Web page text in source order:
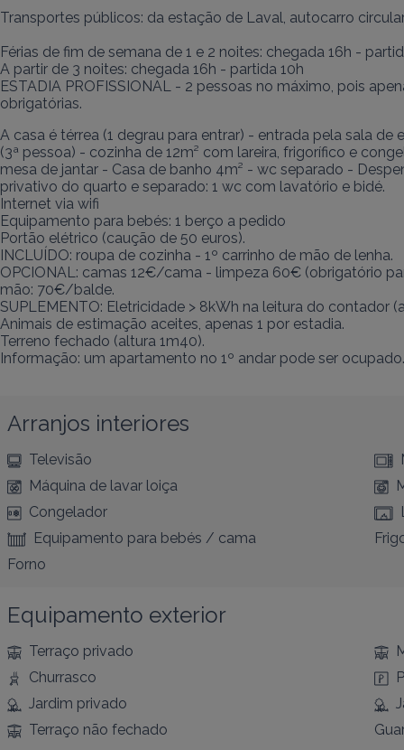
Transportes públicos: da estação de Laval, autocarro
Férias de fim de semana de 1 e 2 noites: chegada 16h -
A partir de 3 noites: chegada 16h - partida 10h
ESTADIA PROFISSIONAL - 2 pessoas no máximo, pois
obrigatórias.
A casa é térrea (1 degrau para entrar) - entrada pela sala
(3ª pessoa) - cozinha de 12m² com lareira, frigorífico e
mesa de jantar - Casa de banho 4m² - wc separado -
privativo do quarto e separado: 1 wc com lavatório e bidé.
Internet via wifi
Equipamento para bebés: 1 berço a pedido
Portão elétrico (caução de 50 euros).
INCLUÍDO: roupa de cozinha - 1º carrinho de mão de lenha.
OPCIONAL: camas 12€/cama - limpeza 60€ (obrigatório
mão: 70€/balde.
SUPLEMENTO: Eletricidade > 8kWh na leitura do
Animais de estimação aceites, apenas 1 por estadia.
Terreno fechado (altura 1m40).
Informação: um apartamento no 1º andar pode ser
Arranjos interiores
Televisão
Máquina de lavar loiça
Congelador
Equipamento para bebés / cama
Forno
Equipamento exterior
Terraço privado
Churrasco
Jardim privado
Terraço não fechado